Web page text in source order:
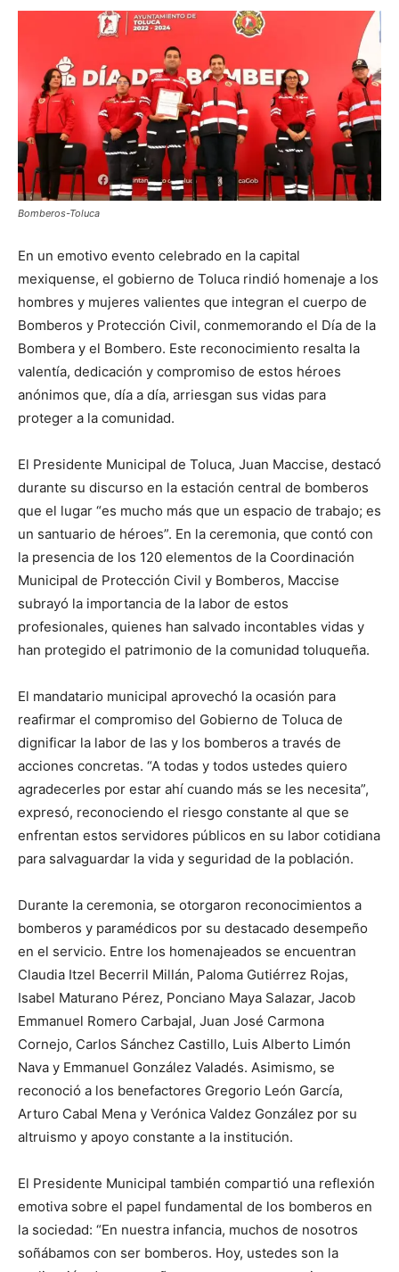
Bomberos-Toluca
En un emotivo evento celebrado en la capital
mexiquense, el gobierno de Toluca rindió homenaje a los
hombres y mujeres valientes que integran el cuerpo de
Bomberos y Protección Civil, conmemorando el Día de la
Bombera y el Bombero. Este reconocimiento resalta la
valentía, dedicación y compromiso de estos héroes
anónimos que, día a día, arriesgan sus vidas para
proteger a la comunidad.
El Presidente Municipal de Toluca, Juan Maccise, destacó
durante su discurso en la estación central de bomberos
que el lugar “es mucho más que un espacio de trabajo; es
un santuario de héroes”. En la ceremonia, que contó con
la presencia de los 120 elementos de la Coordinación
Municipal de Protección Civil y Bomberos, Maccise
subrayó la importancia de la labor de estos
profesionales, quienes han salvado incontables vidas y
han protegido el patrimonio de la comunidad toluqueña.
El mandatario municipal aprovechó la ocasión para
reafirmar el compromiso del Gobierno de Toluca de
dignificar la labor de las y los bomberos a través de
acciones concretas. “A todas y todos ustedes quiero
agradecerles por estar ahí cuando más se les necesita”,
expresó, reconociendo el riesgo constante al que se
enfrentan estos servidores públicos en su labor cotidiana
para salvaguardar la vida y seguridad de la población.
Durante la ceremonia, se otorgaron reconocimientos a
bomberos y paramédicos por su destacado desempeño
en el servicio. Entre los homenajeados se encuentran
Claudia Itzel Becerril Millán, Paloma Gutiérrez Rojas,
Isabel Maturano Pérez, Ponciano Maya Salazar, Jacob
Emmanuel Romero Carbajal, Juan José Carmona
Cornejo, Carlos Sánchez Castillo, Luis Alberto Limón
Nava y Emmanuel González Valadés. Asimismo, se
reconoció a los benefactores Gregorio León García,
Arturo Cabal Mena y Verónica Valdez González por su
altruismo y apoyo constante a la institución.
El Presidente Municipal también compartió una reflexión
emotiva sobre el papel fundamental de los bomberos en
la sociedad: “En nuestra infancia, muchos de nosotros
soñábamos con ser bomberos. Hoy, ustedes son la